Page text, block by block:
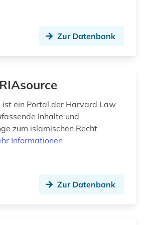
klimageschichte (1)
klimawandel (1)
kolonialismus (2)
kreolische sprachen (1)
Zur Datenbank
ist ein Portal der Harvard Law
Inhalte und
zum islamischen Recht
Informationen
Zur Datenbank